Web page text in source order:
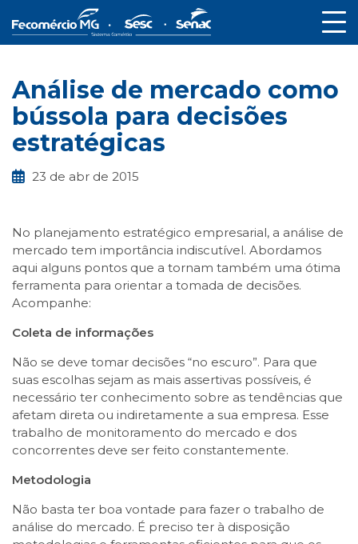
Análise de mercado como
bússola para decisões
estratégicas
23 de abr de 2015
No planejamento estratégico empresarial, a análise de
mercado tem importância indiscutível. Abordamos
aqui alguns pontos que a tornam também uma ótima
ferramenta para orientar a tomada de decisões.
Acompanhe:
Coleta de informações
Não se deve tomar decisões “no escuro”. Para que
suas escolhas sejam as mais assertivas possíveis, é
necessário ter conhecimento sobre as tendências que
afetam direta ou indiretamente a sua empresa. Esse
trabalho de monitoramento do mercado e dos
concorrentes deve ser feito constantemente.
Metodologia
Não basta ter boa vontade para fazer o trabalho de
análise do mercado. É preciso ter à disposição